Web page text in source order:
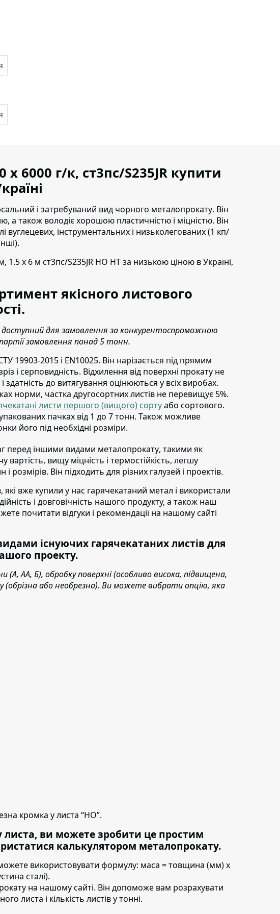
6000 г/к, ст3пс/S235JR купити
і затребуваний вид чорного металопрокату. Він
а також володіє хорошою пластичністю і міцністю. Він
вуглецевих, інструментальних і низьколегованих (1 кп/
1.5 х 6 м ст3пс/S235JR НО НТза низькою ціною в Україні,
якісного листового
для замовлення за конкурентоспроможною
замовлення понад 5 тонн.
19903-2015 і EN10025. Він нарізається під прямим
і серповидність. Відхилення від поверхні прокату не
до витягування оцінюються у всіх виробах.
норми, частка другосортних листів не перевищує 5%.
листи першого (вищого) сортуабо сортового.
пачках від 1 до 7 тонн. Також можливе
його під необхідні розміри.
перед іншими видами металопрокату, такими як
вищу міцність і термостійкість, легшу
Він підходить для різних галузей і проектів.
, які вже купили у нас гарячекатаний метал і використали
і довговічність нашого продукту, а також наш
почитати відгуки і рекомендації на нашому сайті
існуючих гарячекатаних листів для
проекту.
АА, Б), обробку поверхні (особливо висока, підвищена,
(обрізна або необрезна). Ви можете вибрати опцію, яка
кромка у листа “НО”.
ви можете зробити це простим
калькулятором металопрокату.
використовувати формулу: маса = товщина (мм) х
сталі).
на нашому сайті. Він допоможе вам розрахувати
листа і кількість листів у тонні.